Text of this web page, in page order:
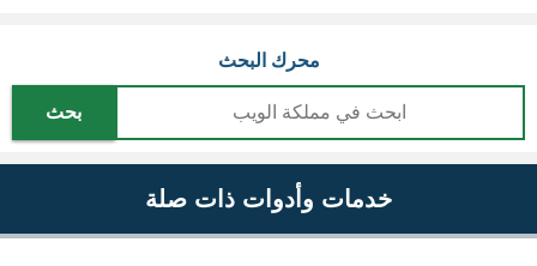
محرك البحث
بحث
خدمات وأدوات ذات صلة